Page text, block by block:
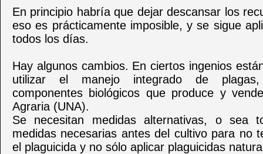
En principio habría que dejar descansar los
eso es prácticamente imposible, y se sigue
todos los días.
Hay algunos cambios. En ciertos ingenios
utilizar el manejo integrado de
componentes biológicos que produce y
Agraria (UNA).
Se necesitan medidas alternativas, o sea
medidas necesarias antes del cultivo para no
el plaguicida y no sólo aplicar plaguicidas